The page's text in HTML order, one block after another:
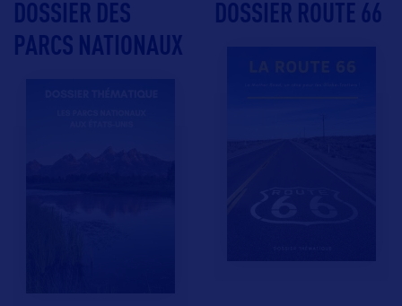
DOSSIER DES
PARCS NATIONAUX
DOSSIER ROUTE 66